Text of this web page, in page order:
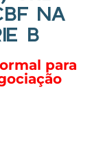
NA
B
para